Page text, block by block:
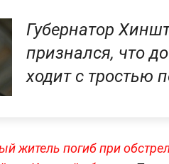
Губернатор
признался, что
ходит с тростью
житель погиб при